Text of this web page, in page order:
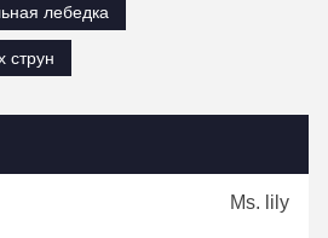
лебедка
струн
Ms. lily